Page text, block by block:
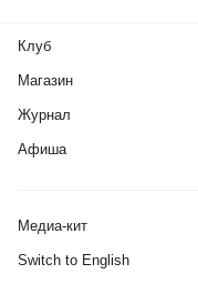
Клуб
Магазин
Журнал
Афиша
Медиа-кит
Switch to English